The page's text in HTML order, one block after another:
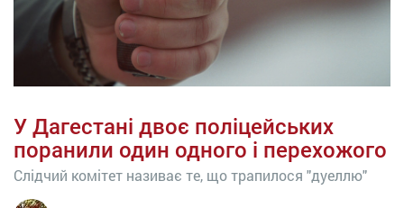
У Дагестані двоє поліцейських
поранили один одного і перехожого
Слідчий комітет називає те, що трапилося "дуеллю"